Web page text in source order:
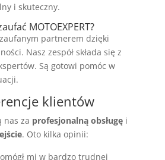
i skuteczny.
MOTOEXPERT?
zaufanym partnerem dzięki
Nasz zespół składa się z
Są gotowi pomóc w
klientów
nas za profesjonalną obsługęi
. Oto kilka opinii:
mi w bardzo trudnej